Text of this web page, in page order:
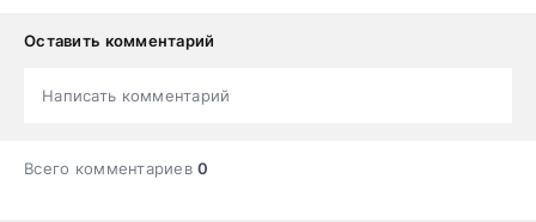
Оставить комментарий
Написать комментарий
Всего комментариев0